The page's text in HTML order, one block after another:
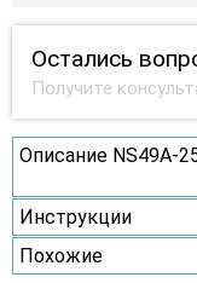
Остались
Получите
Описание NS49A-
Инструкции
Похожие